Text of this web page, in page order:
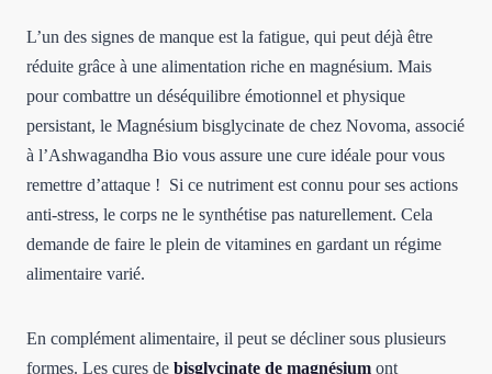
L’un des signes de manque est la fatigue, qui peut déjà être
réduite grâce à une alimentation riche en magnésium. Mais
pour combattre un déséquilibre émotionnel et physique
persistant, le Magnésium bisglycinate de chez Novoma, associé
à l’Ashwagandha Bio vous assure une cure idéale pour vous
remettre d’attaque ! Si ce nutriment est connu pour ses actions
anti-stress, le corps ne le synthétise pas naturellement. Cela
demande de faire le plein de vitamines en gardant un régime
alimentaire varié.
En complément alimentaire, il peut se décliner sous plusieurs
formes. Les cures de bisglycinate de magnésium ont